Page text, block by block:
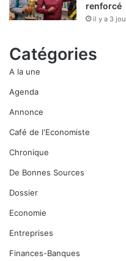
renforcé
il y a 3
Catégories
A la une
Agenda
Annonce
Café de l'Economiste
Chronique
De Bonnes Sources
Dossier
Economie
Entreprises
Finances-Banques